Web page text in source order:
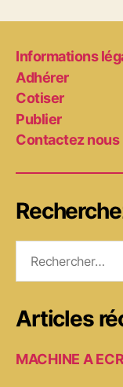
Informations
Adhérer
Cotiser
Publier
Contactez nous
Articles
MACHINE A